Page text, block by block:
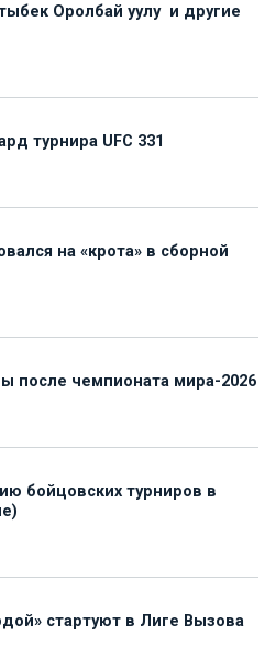
Оролбай уулу и другие
турнира UFC 331
на «крота» в сборной
после чемпионата мира-2026
бойцовских турниров в
стартуют в Лиге Вызова